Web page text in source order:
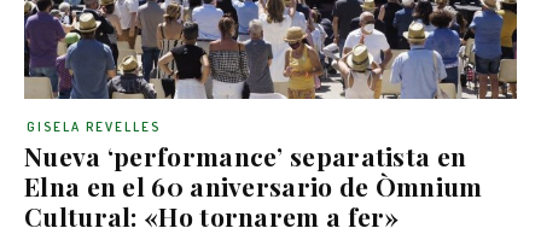
Nueva ‘performance’ separatista en
Elna en el 60 aniversario de Òmnium
Cultural: «Ho tornarem a fer»
GISELA REVELLES